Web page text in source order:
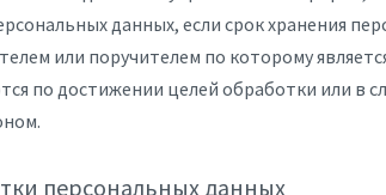
данных, если срок хранения
или поручителем по которому
по достижении целей обработки или в
персональных данных